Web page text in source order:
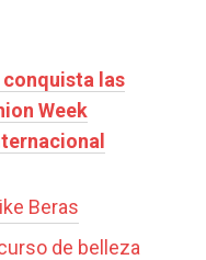
las
Week
Beras
de belleza